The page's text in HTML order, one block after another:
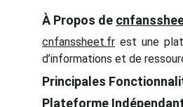
À Propos de
cnfanssheet.fr est une
d’informations et de
Principales
Plateforme